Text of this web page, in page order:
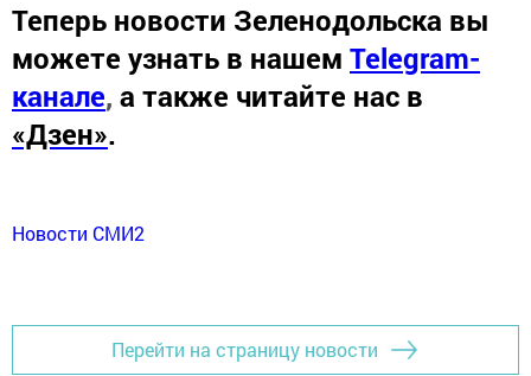
Теперь новости Зеленодольска вы
можете узнать в нашем Telegram-
канале, а также читайте нас в
«Дзен».
Новости СМИ2
Перейти на страницу новости